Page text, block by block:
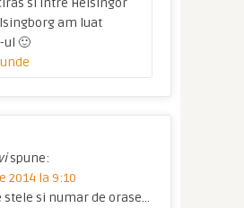
am luat
ul 🙂
spune:
2014 la 9:10
stele si numar de orase…